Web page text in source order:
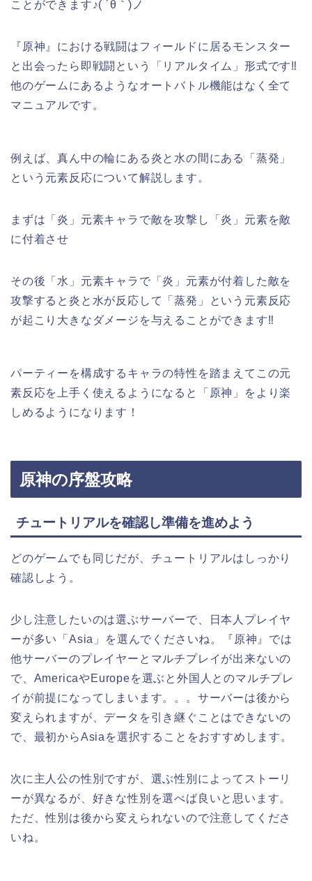
ことができます♪( ´θ｀)ノ
『原神』における戦闘はフィールドに居るモンスター
と出会ったら即戦闘という「リアルタイム」形式です‼︎
他のゲームにあるようなオートバトル機能はなく全て
マニュアルです。
例えば、真ん中の輪にある炎と水の間にある「 蒸発 」
という元素反応について解説します。
まずは「炎」元素キャラで敵を攻撃し「炎」元素を敵
に付着させ
その後「水」元素キャラで「炎」元素が付着した敵を
攻撃すると 炎と水が反応して「蒸発」
という元素反応
が起こり大きなダメージを与えることができます‼︎
パーティーを構成するキャラの特性を踏まえてこの元
素反応を上手く使えるようになると「原神」をより楽
しめるようになります！
原神の序盤攻略
チュートリアルを確認し準備を進めよう
どのゲームでも同じだが、チュートリアルはしっかり
確認しよう。
少し注意したいのは選ぶサーバーで、日本人プレイヤ
ーが多い「Asia」を選んでくださいね。『原神』では
他サーバーのプレイヤーとマルチプレイが出来ないの
で、AmericaやEuropeを選ぶと外国人とのマルチプレ
イが前提になってしまいます。。。サーバーは後から
変えられますが、データを引き継ぐことはできないの
で、最初からAsiaを選択することをおすすめします。
次に主人公の性別ですが、選ぶ性別によってストーリ
ーが異なるが、好きな性別を選べば良いと思います。
ただ、性別は後から変えられないので注意してくださ
いね。